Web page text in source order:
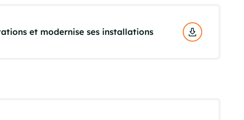
et modernise ses installations